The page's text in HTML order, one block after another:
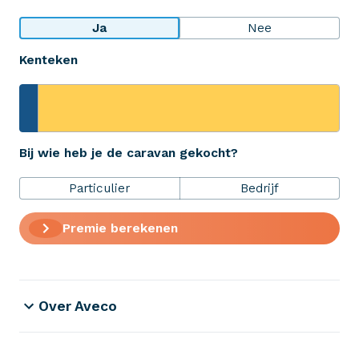
Ja Nee
Kenteken
Bij wie heb je de caravan gekocht?
Particulier Bedrijf
Premie berekenen
+31 (0)523 - 20 80 30
Verzekeringen
Over Aveco